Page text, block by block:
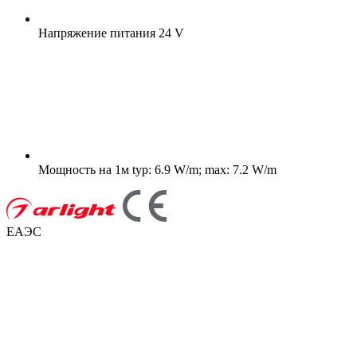
Напряжение питания 24 V
Мощность на 1м typ: 6.9 W/m; max: 7.2 W/m
ЕАЭС